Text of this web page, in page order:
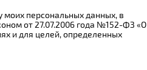
моих персональных данных, в
от 27.07.2006 года №152-ФЗ «О
и для целей, определенных